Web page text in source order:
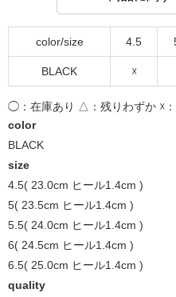
color/size 4.5
BLACK ☓
◯：在庫あり △：残りわずか ☓：
color
BLACK
size
4.5( 23.0cm ヒール1.4cm )
5( 23.5cm ヒール1.4cm )
5.5( 24.0cm ヒール1.4cm )
6( 24.5cm ヒール1.4cm )
6.5( 25.0cm ヒール1.4cm )
quality